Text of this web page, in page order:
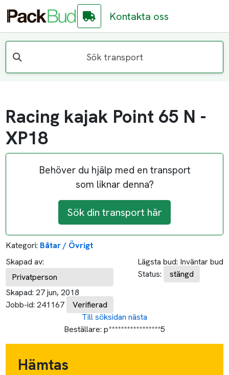
Kontakta oss
Sök transport
Racing kajak Point 65 N -
XP18
Behöver du hjälp med en transport
som liknar denna?
Sök din transport här
Kategori: Båtar / Övrigt
Skapad av:
Privatperson
Skapad: 27 jun, 2018
Jobb-id: 241167 Verifierad
Lägsta bud: Inväntar bud
Status:
stängd
Till söksidan nästa
Beställare: p*****************5
Hämtas